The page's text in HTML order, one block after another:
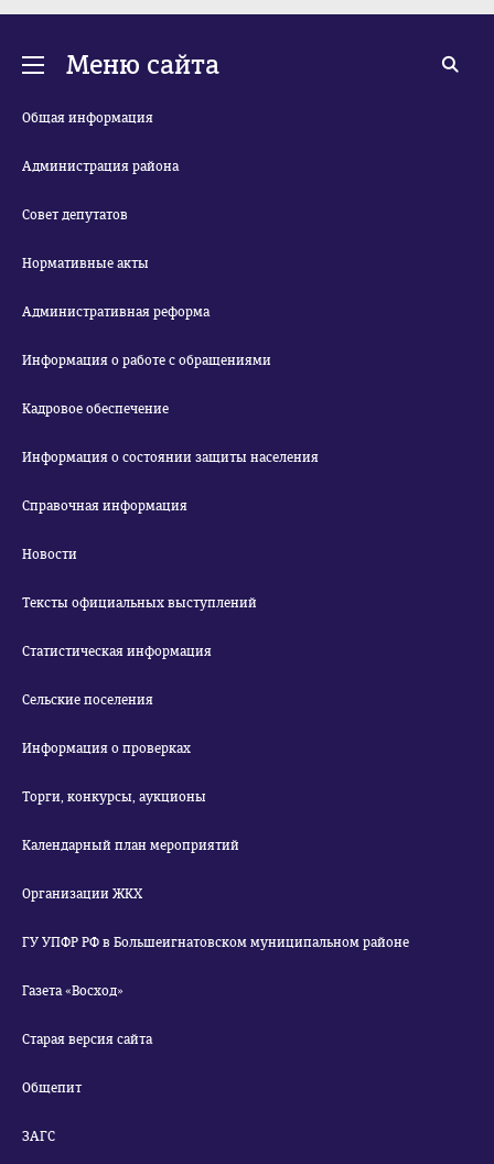
Меню сайта
Общая информация
Администрация района
Совет депутатов
Нормативные акты
Административная реформа
Информация о работе с обращениями
Кадровое обеспечение
Информация о состоянии защиты населения
Справочная информация
Новости
Тексты официальных выступлений
Статистическая информация
Сельские поселения
Информация о проверках
Торги, конкурсы, аукционы
Календарный план мероприятий
Организации ЖКХ
ГУ УПФР РФ в Большеигнатовском муниципальном районе
Газета «Восход»
Старая версия сайта
Общепит
ЗАГС